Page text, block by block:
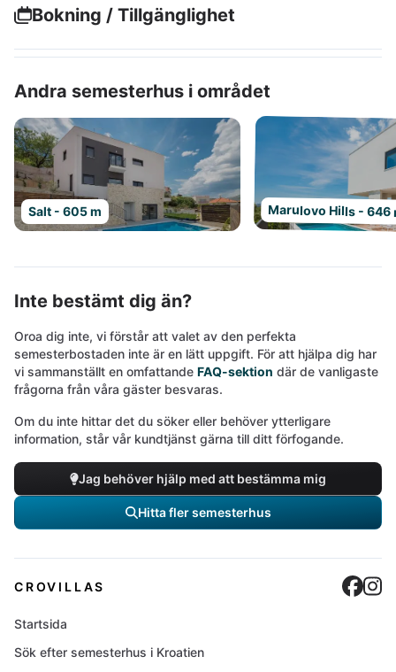
Bokning / Tillgänglighet
Andra semesterhus i området
Salt - 605 m Marulovo Hills - 646
Inte bestämt dig än?
Oroa dig inte, vi förstår att valet av den perfekta
semesterbostaden inte är en lätt uppgift. För att hjälpa dig har
vi sammanställt en omfattande FAQ-sektion där de vanligaste
frågorna från våra gäster besvaras.
Om du inte hittar det du söker eller behöver ytterligare
information, står vår kundtjänst gärna till ditt förfogande.
Jag behöver hjälp med att bestämma mig
Hitta fler semesterhus
CROVILLAS
Startsida
Sök efter semesterhus i Kroatien